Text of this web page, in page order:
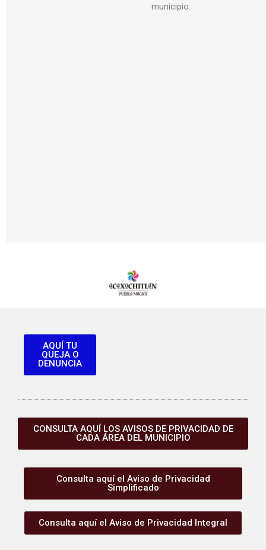
municipio.
AQUÍ TU
QUEJA O
DENUNCIA
CONSULTA AQUÍ LOS AVISOS DE PRIVACIDAD DE
CADA ÁREA DEL MUNICIPIO
Consulta aquí el Aviso de Privacidad
Simplificado
Consulta aquí el Aviso de Privacidad Integral